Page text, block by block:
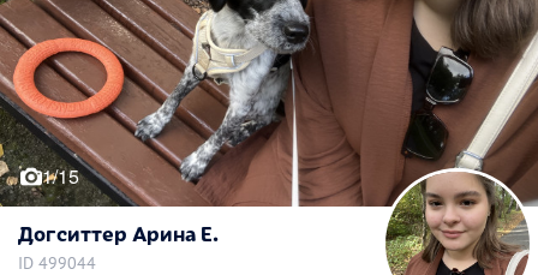
1/15
Догситтер Арина Е.
ID 499044